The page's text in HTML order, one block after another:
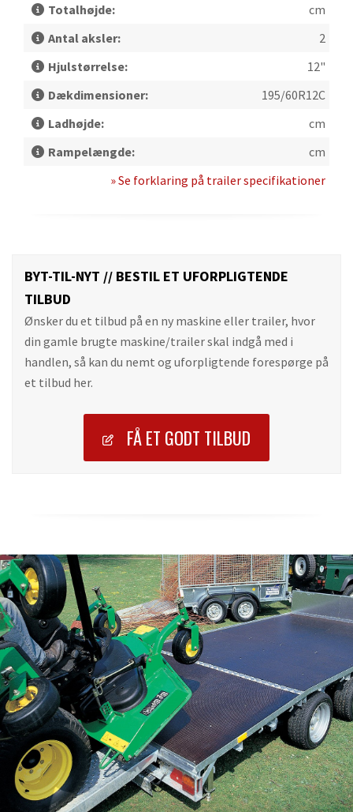
Totalhøjde:
cm
Antal aksler:
2
Hjulstørrelse:
12"
Dækdimensioner:
195/60R12C
Ladhøjde:
cm
Rampelængde:
cm
» Se forklaring på trailer specifikationer
BYT-TIL-NYT // BESTIL ET UFORPLIGTENDE
TILBUD
Ønsker du et tilbud på en ny maskine eller trailer, hvor
din gamle brugte maskine/trailer skal indgå med i
handlen, så kan du nemt og uforpligtende forespørge på
et tilbud her.
FÅ ET GODT TILBUD